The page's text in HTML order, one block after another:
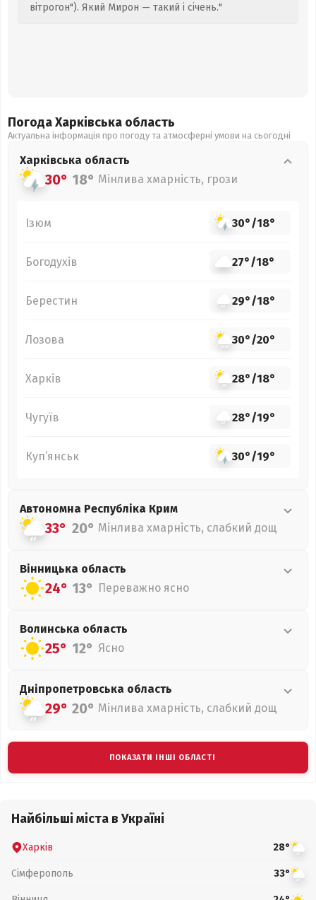
вітрогон"). Який Мирон — такий і січень."
Погода Харківська область
Актуальна інформація про погоду та атмосферні умови на сьогодні
Харківська область
30° 18° Мінлива хмарність, грози
Ізюм 30°/18°
Богодухів 27°/18°
Берестин 29°/18°
Лозова 30°/20°
Харків 28°/18°
Чугуїв 28°/19°
Куп’янськ 30°/19°
Автономна Республіка Крим
33° 20° Мінлива хмарність, слабкий дощ
Вінницька область
24° 13° Переважно ясно
Волинська область
25° 12° Ясно
Дніпропетровська область
29° 20° Мінлива хмарність, слабкий дощ
ПОКАЗАТИ ІНШІ ОБЛАСТІ
Найбільші міста в Україні
Харків 28°
Сімферополь 33°